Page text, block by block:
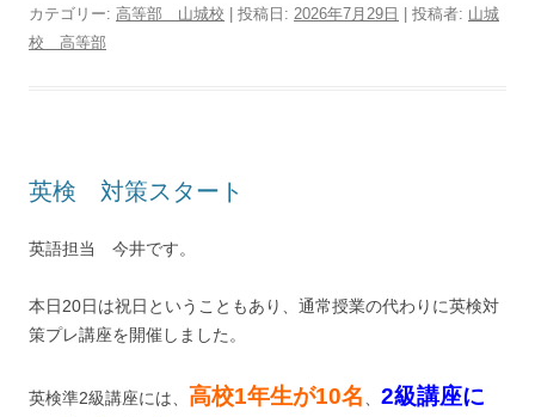
カテゴリー: 高等部 山城校 | 投稿日: 2026年7月29日 投稿者: 山城
校 高等部
英検 対策スタート
英語担当 今井です。
本日20日は祝日ということもあり、通常授業の代わりに英検対
策プレ講座を開催しました。
英検準2級講座には、 高校1年生が10名
2級講座に